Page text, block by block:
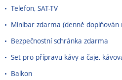
Telefon, SAT-TV
Minibar zdarma (denně doplňován
Bezpečnostní schránka zdarma
Set pro přípravu kávy a čaje,
Balkon